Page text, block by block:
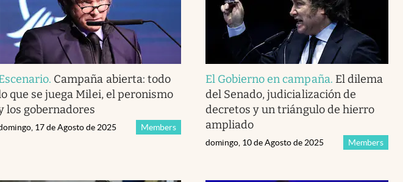
. Campaña abierta: todo
que se juega Milei, el peronismo
los gobernadores
Members
17 de Agosto de 2025
El Gobierno en campaña. El dilema
del Senado, judicialización de
decretos y un triángulo de hierro
ampliado
Members
domingo, 10 de Agosto de 2025